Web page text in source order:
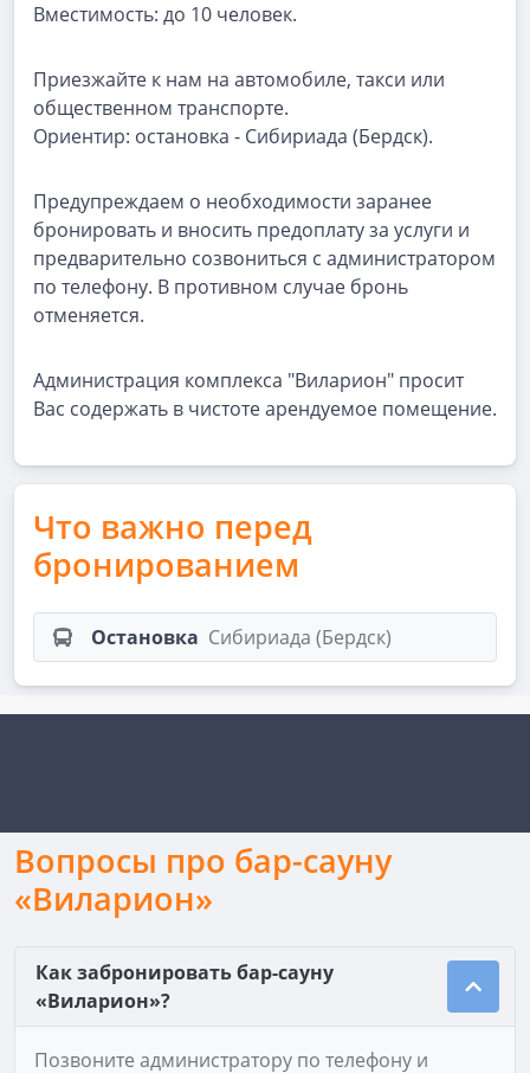
Вместимость: до 10 человек.
Приезжайте к нам на автомобиле, такси или
общественном транспорте.
Ориентир: остановка - Сибириада (Бердск).
Предупреждаем о необходимости заранее
бронировать и вносить предоплату за услуги и
предварительно созвониться с администратором
по телефону. В противном случае бронь
отменяется.
Администрация комплекса "Виларион" просит
Вас содержать в чистоте арендуемое помещение.
Что важно перед
бронированием
Остановка Сибириада (Бердск)
Вопросы про бар-сауну
«Виларион»
Как забронировать бар-сауну
«Виларион»?
Позвоните администратору по телефону и